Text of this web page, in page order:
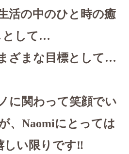
活の中のひと時の癒
として…
ざまな目標として…
に関わって笑顔でい
、Naomiにとっては
しい限りです‼️